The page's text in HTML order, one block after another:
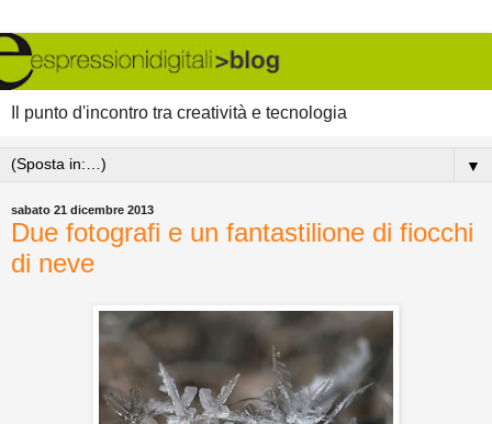
Il punto d'incontro tra creatività e tecnologia
▼
sabato 21 dicembre 2013
Due fotografi e un fantastilione di fiocchi
di neve